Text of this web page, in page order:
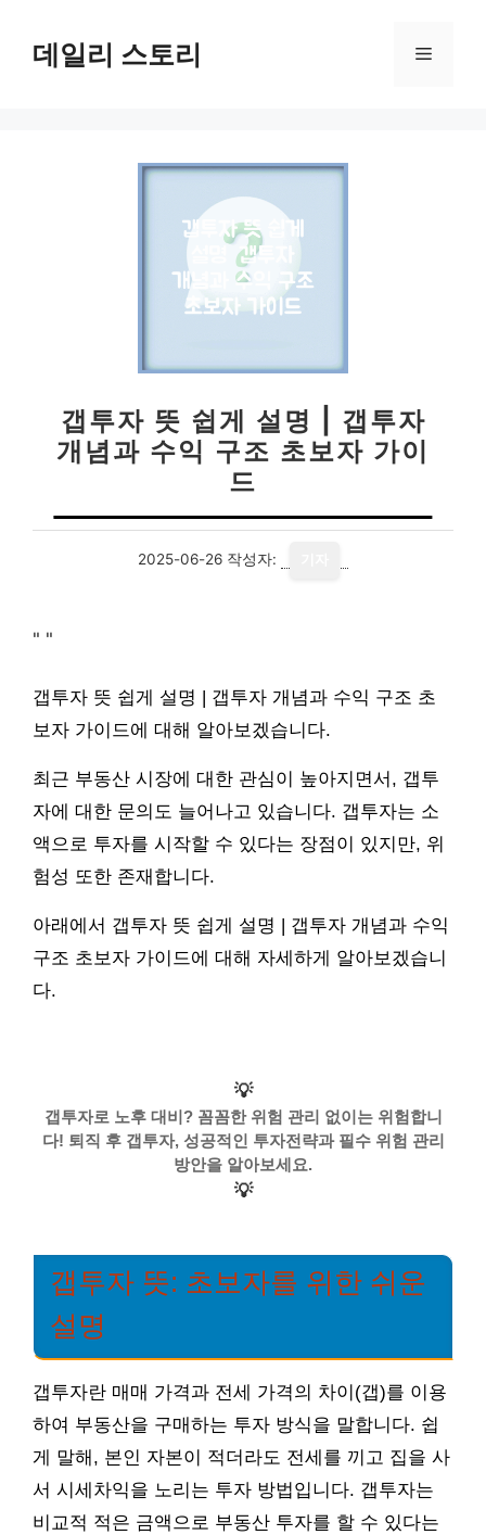
데일리 스토리 메
갭투자 뜻 쉽게 설명 | 갭투자
개념과 수익 구조 초보자 가이
드
2025-06-26 작성자:
" "
갭투자 뜻 쉽게 설명 | 갭투자 개념과 수익 구조 초
보자 가이드에 대해 알아보겠습니다.
최근 부동산 시장에 대한 관심이 높아지면서, 갭투
자에 대한 문의도 늘어나고 있습니다. 갭투자는 소
액으로 투자를 시작할 수 있다는 장점이 있지만, 위
험성 또한 존재합니다.
아래에서 갭투자 뜻 쉽게 설명 | 갭투자 개념과 수익
구조 초보자 가이드에 대해 자세하게 알아보겠습니
다.
💡
갭투자로 노후 대비? 꼼꼼한 위험 관리 없이는 위험합니
다! 퇴직 후 갭투자, 성공적인 투자전략과 필수 위험 관리
방안을 알아보세요.
💡
갭투자 뜻: 초보자를 위한 쉬운
설명
갭투자란 매매 가격과 전세 가격의 차이(갭)를 이용
하여 부동산을 구매하는 투자 방식을 말합니다. 쉽
게 말해, 본인 자본이 적더라도 전세를 끼고 집을 사
서 시세차익을 노리는 투자 방법입니다. 갭투자는
비교적 적은 금액으로 부동산 투자를 할 수 있다는